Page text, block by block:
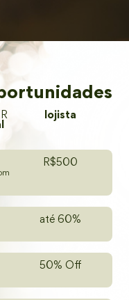
lojista
R$500
até 60%
50% Off